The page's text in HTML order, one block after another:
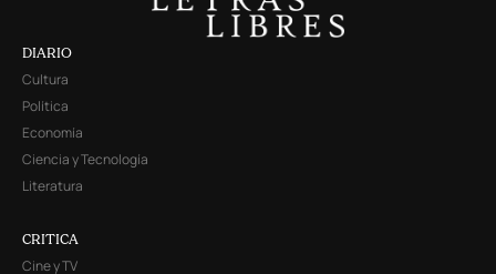
DIARIO
Cultura
Política
Economía
Ciencia y Tecnología
Literatura
CRITICA
Cine y TV